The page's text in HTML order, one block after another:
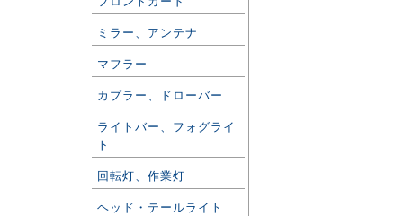
ミラー、アンテナ
マフラー
カプラー、ドローバー
ライトバー、フォグライ
ト
回転灯、作業灯
ヘッド・テールライト